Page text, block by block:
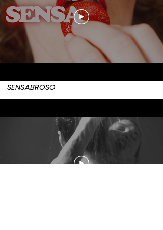
SENSABROSO